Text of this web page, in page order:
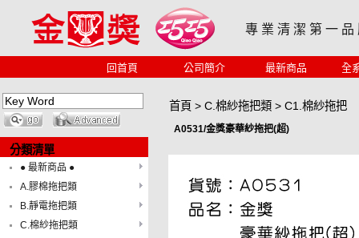
專 業 清 潔 第 一 品
回首頁 公司簡介 最新商品 全
分類清單
● 最新商品 ●
A.膠棉拖把類
B.靜電拖把類
C.棉紗拖把類
首頁 > C.棉紗拖把類 > C1.棉紗拖把
A0531/金獎豪華紗拖把(超)